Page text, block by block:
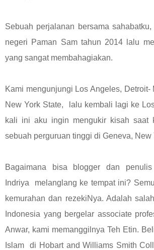
Sebuah perjalanan bersama
negeri Paman Sam tahun 2014 lalu
yang sangat membahagiakan.
Kami mengunjungi Los Angeles, Detroit-
New York State, lalu kembali lagi ke
kali ini aku ingin mengukir kisah saat
sebuah perguruan tinggi di Geneva, New
Bagaimana bisa blogger dan
Indriya melanglang ke tempat ini?
kemurahan dan rezekiNya. Adalah
Indonesia yang bergelar associate
Anwar, kami memanggilnya Teh Etin.
Islam di Hobart and Williams Smith